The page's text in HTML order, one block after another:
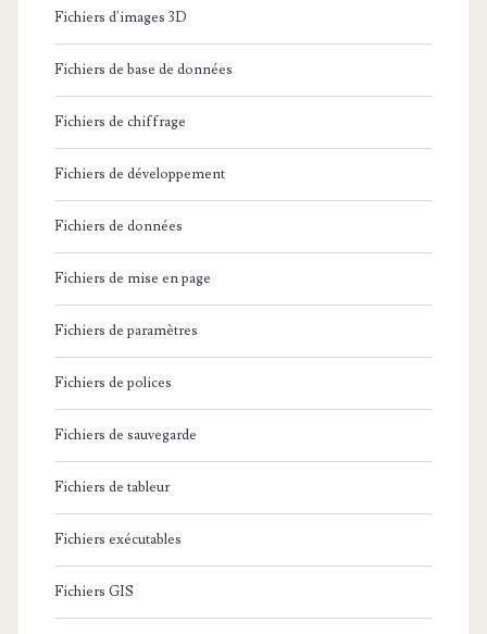
Fichiers d'images 3D
Fichiers de base de données
Fichiers de chiffrage
Fichiers de développement
Fichiers de données
Fichiers de mise en page
Fichiers de paramètres
Fichiers de polices
Fichiers de sauvegarde
Fichiers de tableur
Fichiers exécutables
Fichiers GIS